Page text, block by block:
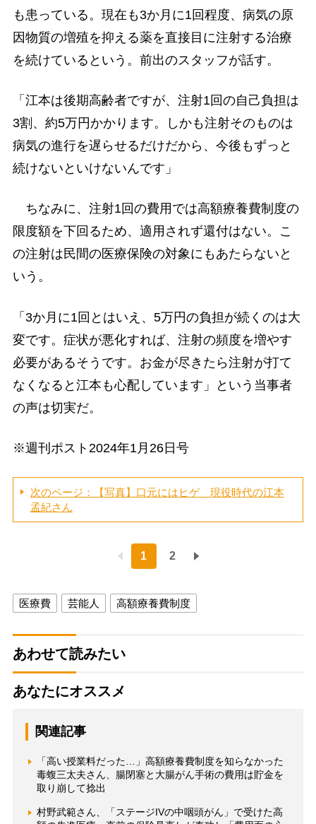
も患っている。現在も3か月に1回程度、病気の原
因物質の増殖を抑える薬を直接目に注射する治療
を続けているという。前出のスタッフが話す。
「江本は後期高齢者ですが、注射1回の自己負担は
3割、約5万円かかります。しかも注射そのものは
病気の進行を遅らせるだけだから、今後もずっと
続けないといけないんです」
ちなみに、注射1回の費用では高額療養費制度の
限度額を下回るため、適用されず還付はない。こ
の注射は民間の医療保険の対象にもあたらないと
いう。
「3か月に1回とはいえ、5万円の負担が続くのは大
変です。症状が悪化すれば、注射の頻度を増やす
必要があるそうです。お金が尽きたら注射が打て
なくなると江本も心配しています」という当事者
の声は切実だ。
※週刊ポスト2024年1月26日号
次のページ：【写真】口元にはヒゲ 現役時代の江本
孟紀さん
1 2
医療費 芸能人 高額療養費制度
あわせて読みたい
あなたにオススメ
関連記事
「高い授業料だった…」高額療養費制度を知らなかった
毒蝮三太夫さん、腸閉塞と大腸がん手術の費用は貯金を
取り崩して捻出
村野武範さん、「ステージIVの中咽頭がん」で受けた高